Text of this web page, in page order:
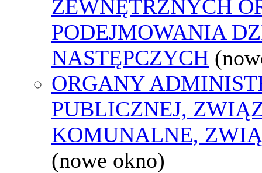
ZEWNĘTRZNYCH
PODEJMOWANIA
NASTĘPCZYCH
ORGANY
PUBLICZNEJ,
KOMUNALNE,
(nowe okno)